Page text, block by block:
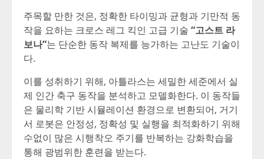
주목할 만한 것은, 정확한 타이밍과 균형과 기만적 동
작을 요하는 크로스 레그 킥인 고급 기술 “고스트 라
보나”는 단순한 동작 복제를 능가하는 고난도 기술이
다.
이를 성취하기 위해, 아틀라스는 세밀한 세준에서 실
제 인간 축구 동작을 분석하고 모델화한다. 이 동작들
은 물리학 기반 시뮬레이션 환경으로 변환되어, 거기
서 로봇은 안정성, 정확성 및 실행을 최적화하기 위해
수없이 많은 시행착오 주기를 반복하는 강화학습을
통해 광범위한 훈련을 받는다.